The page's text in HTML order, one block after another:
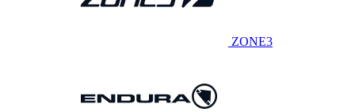
ZONE3